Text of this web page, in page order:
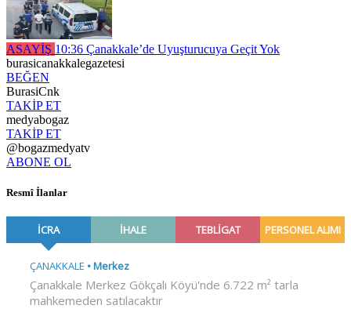
ASAYİŞ 10:36 Çanakkale’de Uyuşturucuya Geçit Yok
burasicanakkalegazetesi
BEĞEN
BurasiCnk
TAKİP ET
medyabogaz
TAKİP ET
@bogazmedyatv
ABONE OL
Resmî İlanlar